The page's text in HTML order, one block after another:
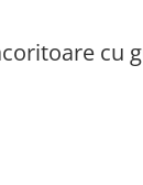
cu